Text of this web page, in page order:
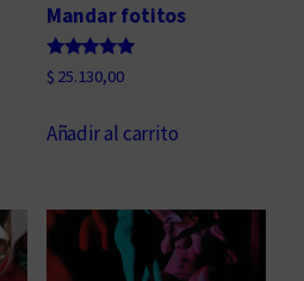
Mandar fotitos
Valorado
con
de 5
$ 25.130,00
Añadir al carrito